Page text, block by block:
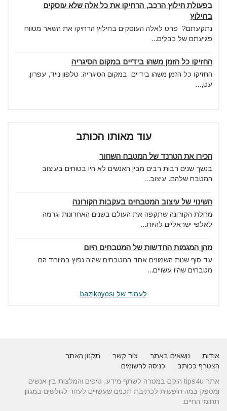
בפעולת חילוץ הרכב, הרחיקו את כל אלה שלא עוסקים
בחילוץ
נתקעתם? פרט לאלה העוסקים בחילוץ הרחיקו את השאר מטווח
פגיעתם של כבלים...
החזיקו כל הזמן משהו בידיים במקום הסיגריה
החזיקו כל הזמן משהו בידיים במקום הסיגריה: טלפון נייד, עפרון,
עט,...
עוד מאותו הכותב
הכירו את הטרנד של המטבח השחור
בנשך שנים רבות רבים מבין האנשים לא היו בטוחים בעיצוב
המטבח שלהם. עיצוב...
השינוי של עיצוב המטבחים בעקבות הקורונה
מחלת הקורונה שתקפה את העולם בשנים האחרונות וגרמה
לאלפי ישראליים להיות...
מהן המגמות החדשות של המטבחים היום
עד סוף שנות השמונים אחד המטבחים שהיה נפוץ במיוחד הם
מטבחים שהיו עשויים...
לעמוד של bazikoyosi
אודות נושאים באתר צור קשר
תקנון האתר
הצטרף ככותב
כניסה לרשומים
אתר tips4u הוקם במטרה לשתף מידע, טיפים והמלצות בין אנשים
ומספק במה חופשית לכתיבת תכנים שעשויים לעזור לגולשים במגוון
תחומי החיים.